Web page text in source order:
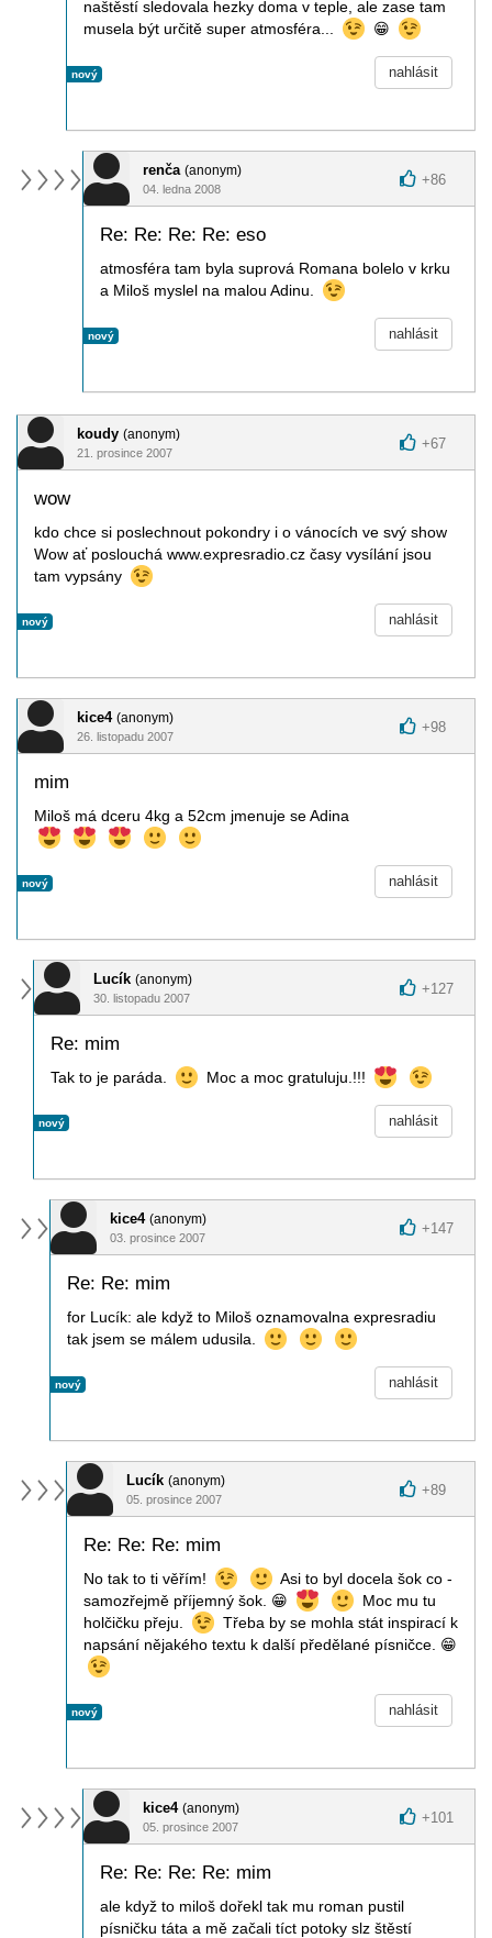
naštěstí sledovala hezky doma v teple, ale zase tam
musela být určitě super atmosféra...
😁
nový nahlásit
renča (anonym)
04. ledna 2008
+86
Re: Re: Re: Re: eso
atmosféra tam byla suprová Romana bolelo v krku
a Miloš myslel na malou Adinu.
nový nahlásit
koudy (anonym)
21. prosince 2007
+67
wow
kdo chce si poslechnout pokondry i o vánocích ve svý show
Wow ať poslouchá www.expresradio.cz časy vysílání jsou
tam vypsány
nový nahlásit
kice4 (anonym)
26. listopadu 2007
+98
mim
Miloš má dceru 4kg a 52cm jmenuje se Adina
nový nahlásit
Lucík (anonym)
30. listopadu 2007
+127
Re: mim
Tak to je paráda. Moc a moc gratuluju.!!!
nový nahlásit
kice4 (anonym)
03. prosince 2007
+147
Re: Re: mim
for Lucík: ale když to Miloš oznamovalna expresradiu
tak jsem se málem udusila.
nový nahlásit
Lucík (anonym)
05. prosince 2007
+89
Re: Re: Re: mim
No tak to ti věřím!
Asi to byl docela šok co -
samozřejmě příjemný šok. 😁
Moc mu tu
holčičku přeju.
Třeba by se mohla stát inspirací k
napsání nějakého textu k další předělané písničce. 😁
nový nahlásit
kice4 (anonym)
05. prosince 2007
+101
Re: Re: Re: Re: mim
ale když to miloš dořekl tak mu roman pustil
písničku táta a mě začali tíct potoky slz štěstí